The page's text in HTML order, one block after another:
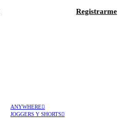
Registrarme
ANYWHERE
JOGGERS Y SHORTS